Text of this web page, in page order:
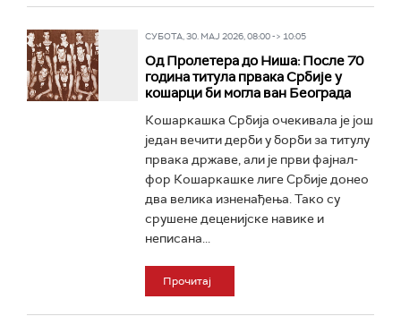
СУБОТА, 30. МАЈ 2026, 08:00 -> 10:05
Од Пролетера до Ниша: После 70
година титула првака Србије у
кошарци би могла ван Београда
Кошаркашка Србија очекивала је још
један вечити дерби у борби за титулу
првака државе, али је први фајнал-
фор Кошаркашке лиге Србије донео
два велика изненађења. Тако су
срушене деценијске навике и
неписана...
Прочитај